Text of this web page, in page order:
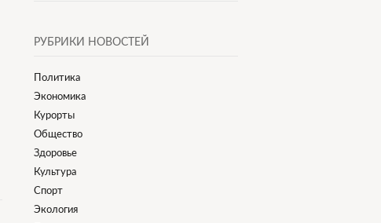
РУБРИКИ НОВОСТЕЙ
Политика
Экономика
Курорты
Общество
Здоровье
Культура
Спорт
Экология